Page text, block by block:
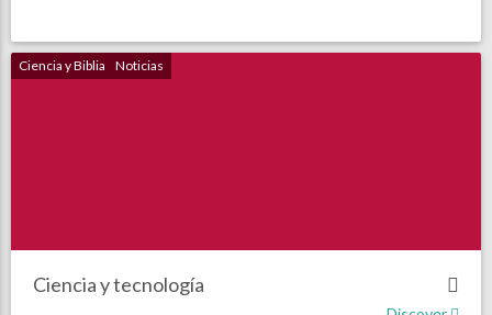
Ciencia y Biblia Noticias
Ciencia y tecnología